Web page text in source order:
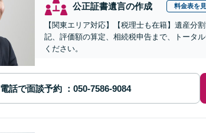
公正証書遺言の作成 料金表を
【関東エリア対応】【税理士も在籍】遺産分
記、評価額の算定、相続税申告まで、トータ
ください。
電話で面談予約